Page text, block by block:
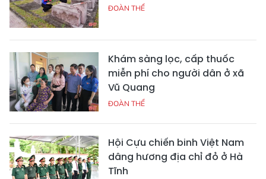
ĐOÀN THỂ
Khám sàng lọc, cấp thuốc
miễn phí cho người dân ở xã
Vũ Quang
ĐOÀN THỂ
Hội Cựu chiến binh Việt Nam
dâng hương địa chỉ đỏ ở Hà
Tĩnh